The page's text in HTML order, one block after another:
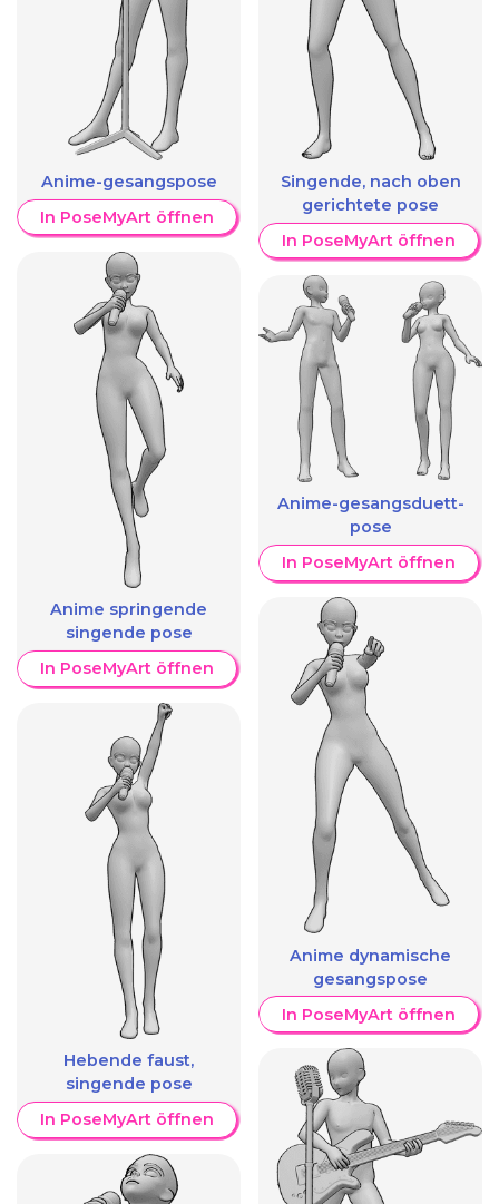
Anime-gesangspose
In PoseMyArt öffnen
Anime springende
singende pose
In PoseMyArt öffnen
Hebende faust,
singende pose
In PoseMyArt öffnen
Singende, nach oben
gerichtete pose
In PoseMyArt öffnen
Anime-gesangsduett-
pose
In PoseMyArt öffnen
Anime dynamische
gesangspose
In PoseMyArt öffnen